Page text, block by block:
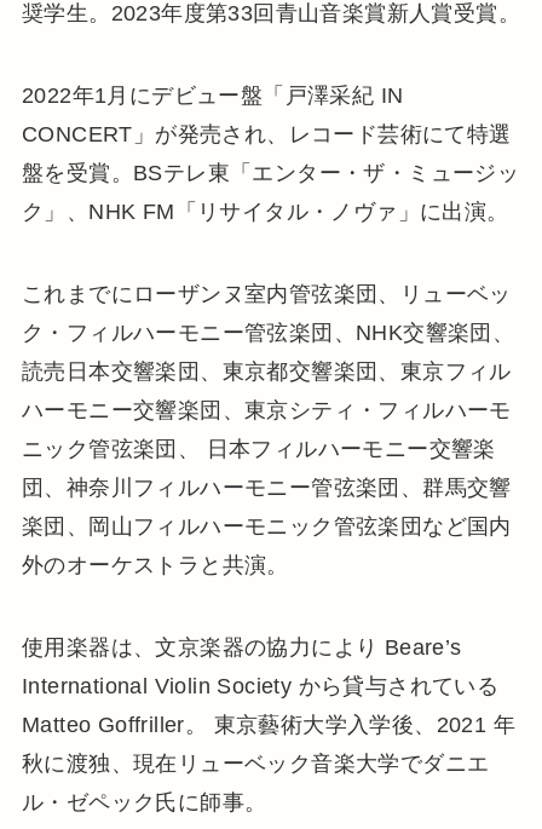
奨学生。2023年度第33回青山音楽賞新人賞受賞。
2022年1月にデビュー盤「戸澤采紀 IN
CONCERT」が発売され、レコード芸術にて特選
盤を受賞。BSテレ東「エンター・ザ・ミュージッ
ク」、NHK FM「リサイタル・ノヴァ」に出演。
これまでにローザンヌ室内管弦楽団、リューベッ
ク・フィルハーモニー管弦楽団、NHK交響楽団、
読売日本交響楽団、東京都交響楽団、東京フィル
ハーモニー交響楽団、東京シティ・フィルハーモ
ニック管弦楽団、 日本フィルハーモニー交響楽
団、神奈川フィルハーモニー管弦楽団、群馬交響
楽団、岡山フィルハーモニック管弦楽団など国内
外のオーケストラと共演。
使用楽器は、文京楽器の協力により Beare’s
International Violin Society から貸与されている
Matteo Goffriller。 東京藝術大学入学後、2021 年
秋に渡独、現在リューベック音楽大学でダニエ
ル・ゼペック氏に師事。